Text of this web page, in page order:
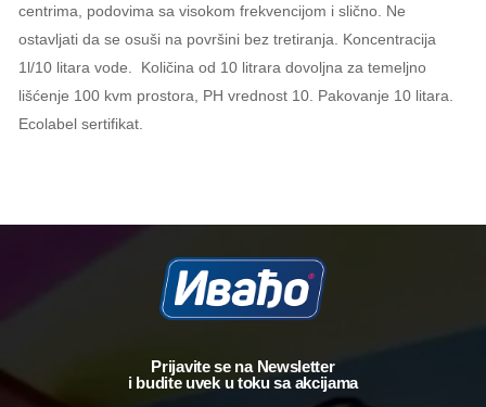
centrima, podovima sa visokom frekvencijom i slično. Ne
ostavljati da se osuši na površini bez tretiranja. Koncentracija
1l/10 litara vode. Količina od 10 litrara dovoljna za temeljno
lišćenje 100 kvm prostora, PH vrednost 10. Pakovanje 10 litara.
Ecolabel sertifikat.
Prijavite se na Newsletter
i budite uvek u toku sa akcijama